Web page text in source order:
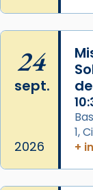
Foto
View on Facebook
24
sept.
2026
1,
+